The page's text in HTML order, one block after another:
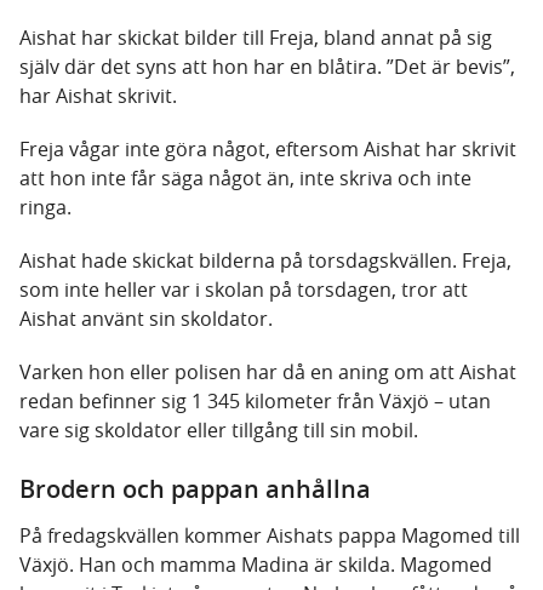
Aishat har skickat bilder till Freja, bland annat på sig
själv där det syns att hon har en blåtira. ”Det är bevis”,
har Aishat skrivit.
Freja vågar inte göra något, eftersom Aishat har skrivit
att hon inte får säga något än, inte skriva och inte
ringa.
Aishat hade skickat bilderna på torsdagskvällen. Freja,
som inte heller var i skolan på torsdagen, tror att
Aishat använt sin skoldator.
Varken hon eller polisen har då en aning om att Aishat
redan befinner sig 1 345 kilometer från Växjö – utan
vare sig skoldator eller tillgång till sin mobil.
Brodern och pappan anhållna
På fredagskvällen kommer Aishats pappa Magomed till
Växjö. Han och mamma Madina är skilda. Magomed